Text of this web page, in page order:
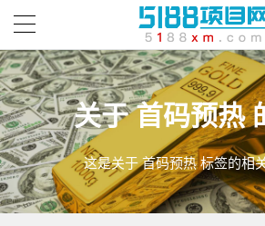
关于首码预热
这是关于 首码预热 标签的相